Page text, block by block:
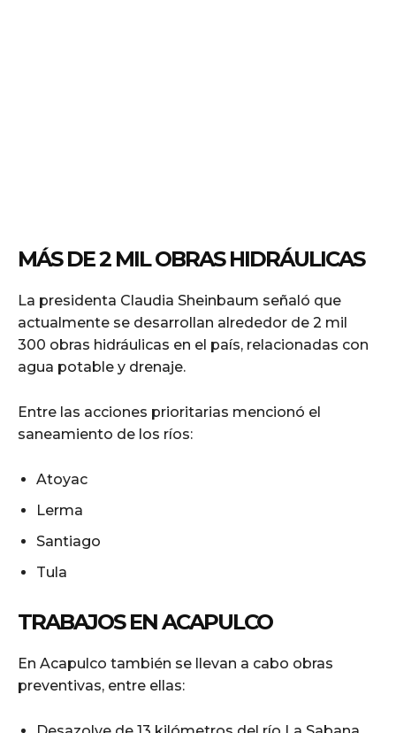
MÁS DE 2 MIL OBRAS HIDRÁULICAS
La presidenta Claudia Sheinbaum señaló que
actualmente se desarrollan alrededor de 2 mil
300 obras hidráulicas en el país, relacionadas con
agua potable y drenaje.
Entre las acciones prioritarias mencionó el
saneamiento de los ríos:
Atoyac
Lerma
Santiago
Tula
TRABAJOS EN ACAPULCO
En Acapulco también se llevan a cabo obras
preventivas, entre ellas: